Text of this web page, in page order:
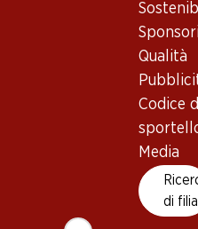
Qualità
Codice
Media
di
Buono a
Pinot Meunier
Maturità di beva